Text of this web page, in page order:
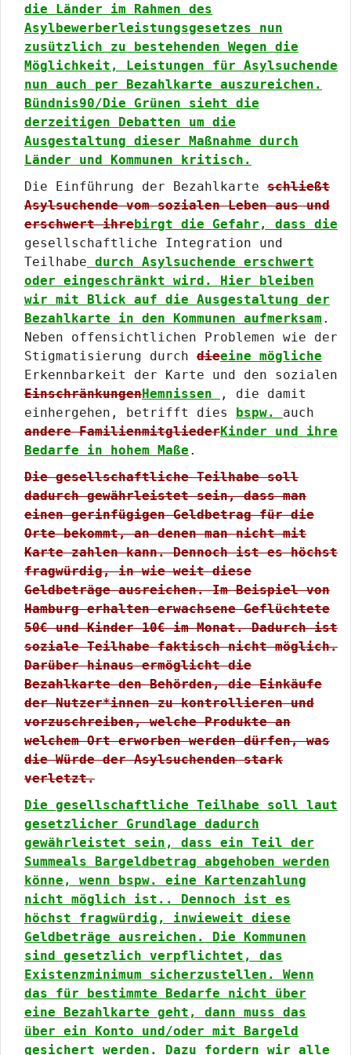
die Länder im Rahmen des
Asylbewerberleistungsgesetzes nun
zusützlich zu bestehenden Wegen die
Möglichkeit, Leistungen für Asylsuchende
nun auch per Bezahlkarte auszureichen.
Bündnis90/Die Grünen sieht die
derzeitigen Debatten um die
Ausgestaltung dieser Maßnahme durch
Länder und Kommunen kritisch.
Die Einführung der Bezahlkarte schließt
Asylsuchende vom sozialen Leben aus und
erschwert ihrebirgt die Gefahr, dass die
gesellschaftliche Integration und
Teilhabe durch Asylsuchende erschwert
oder eingeschränkt wird. Hier bleiben
wir mit Blick auf die Ausgestaltung der
Bezahlkarte in den Kommunen aufmerksam .
Neben offensichtlichen Problemen wie der
Stigmatisierung durch dieeine mögliche
Erkennbarkeit der Karte und den sozialen
EinschränkungenHemnissen
, die damit
einhergehen, betrifft dies bspw. auch
andere FamilienmitgliederKinder und ihre
Bedarfe in hohem Maße .
Die gesellschaftliche Teilhabe soll
dadurch gewährleistet sein, dass man
einen gerinfügigen Geldbetrag für die
Orte bekommt, an denen man nicht mit
Karte zahlen kann. Dennoch ist es höchst
fragwürdig, in wie weit diese
Geldbeträge ausreichen. Im Beispiel von
Hamburg erhalten erwachsene Geflüchtete
50€ und Kinder 10€ im Monat. Dadurch ist
soziale Teilhabe faktisch nicht möglich.
Darüber hinaus ermöglicht die
Bezahlkarte den Behörden, die Einkäufe
der Nutzer*innen zu kontrollieren und
vorzuschreiben, welche Produkte an
welchem Ort erworben werden dürfen, was
die Würde der Asylsuchenden stark
verletzt.
Die gesellschaftliche Teilhabe soll laut
gesetzlicher Grundlage dadurch
gewährleistet sein, dass ein Teil der
Summeals Bargeldbetrag abgehoben werden
könne, wenn bspw. eine Kartenzahlung
nicht möglich ist.. Dennoch ist es
höchst fragwürdig, inwieweit diese
Geldbeträge ausreichen. Die Kommunen
sind gesetzlich verpflichtet, das
Existenzminimum sicherzustellen. Wenn
das für bestimmte Bedarfe nicht über
eine Bezahlkarte geht, dann muss das
über ein Konto und/oder mit Bargeld
gesichert werden. Dazu fordern wir alle